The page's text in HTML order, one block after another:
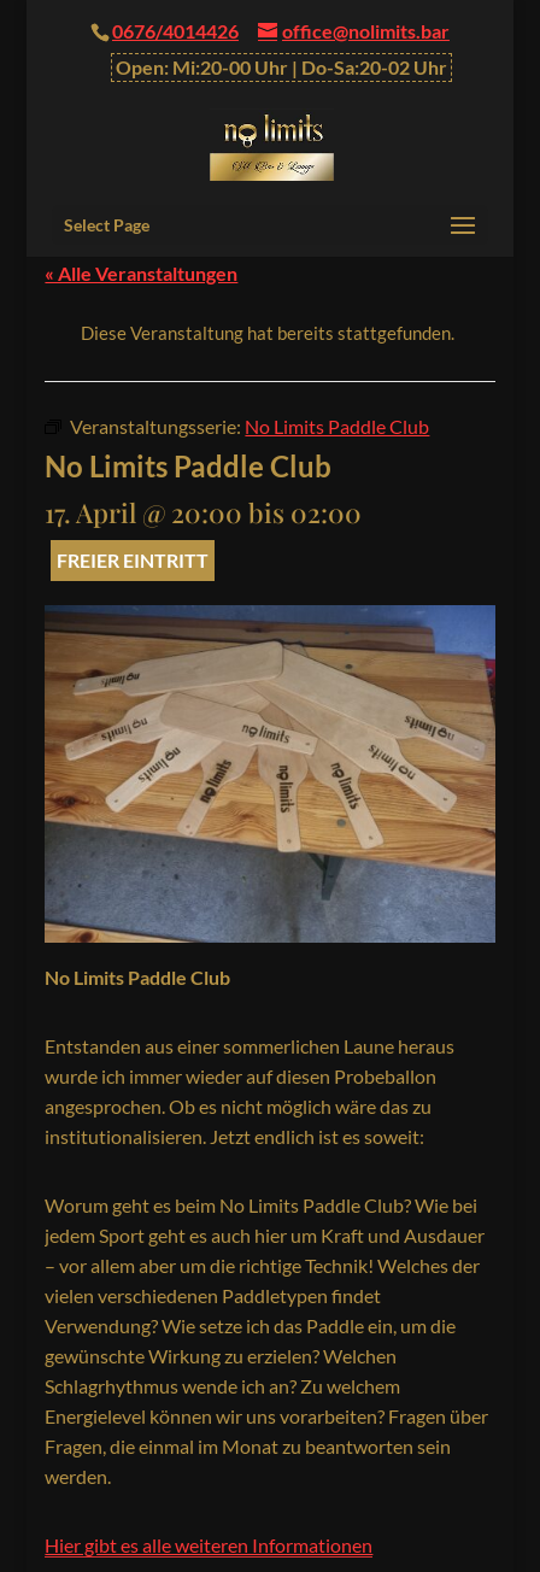
0676/4014426
office@nolimits.bar
Open: Mi:20-00 Uhr | Do-Sa:20-02 Uhr
Select Page
« Alle Veranstaltungen
Diese Veranstaltung hat bereits stattgefunden.
Veranstaltungsserie: No Limits Paddle Club
No Limits Paddle Club
17. April @ 20:00 bis 02:00
FREIER EINTRITT
No Limits Paddle Club
Entstanden aus einer sommerlichen Laune heraus
wurde ich immer wieder auf diesen Probeballon
angesprochen. Ob es nicht möglich wäre das zu
institutionalisieren. Jetzt endlich ist es soweit:
Worum geht es beim No Limits Paddle Club? Wie bei
jedem Sport geht es auch hier um Kraft und Ausdauer
– vor allem aber um die richtige Technik! Welches der
vielen verschiedenen Paddletypen findet
Verwendung? Wie setze ich das Paddle ein, um die
gewünschte Wirkung zu erzielen? Welchen
Schlagrhythmus wende ich an? Zu welchem
Energielevel können wir uns vorarbeiten? Fragen über
Fragen, die einmal im Monat zu beantworten sein
werden.
Hier gibt es alle weiteren Informationen